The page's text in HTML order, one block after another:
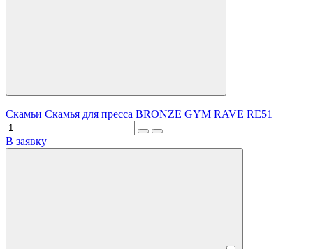
Скамьи Скамья для пресса BRONZE GYM RAVE RE51
В заявку